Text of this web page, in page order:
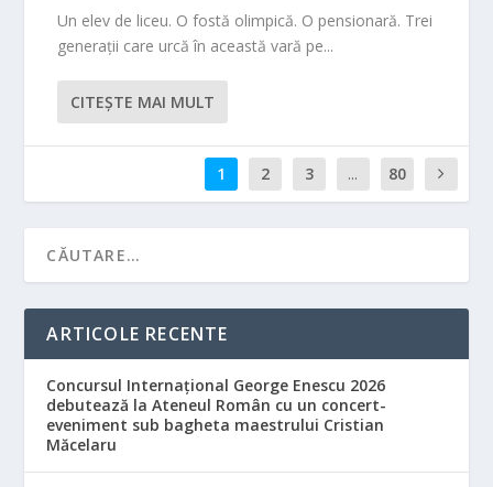
Un elev de liceu. O fostă olimpică. O pensionară. Trei
generații care urcă în această vară pe...
CITEŞTE MAI MULT
1 2 3 ... 80
ARTICOLE RECENTE
Concursul Internațional George Enescu 2026
debutează la Ateneul Român cu un concert-
eveniment sub bagheta maestrului Cristian
Măcelaru